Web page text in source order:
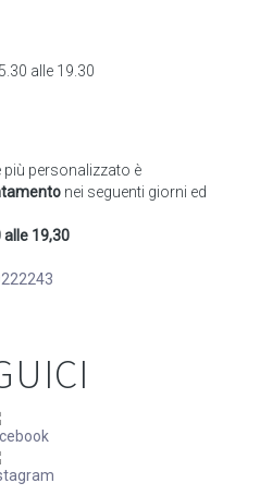
alle 19.30
personalizzato è
nei seguenti giorni ed
alle 19,30